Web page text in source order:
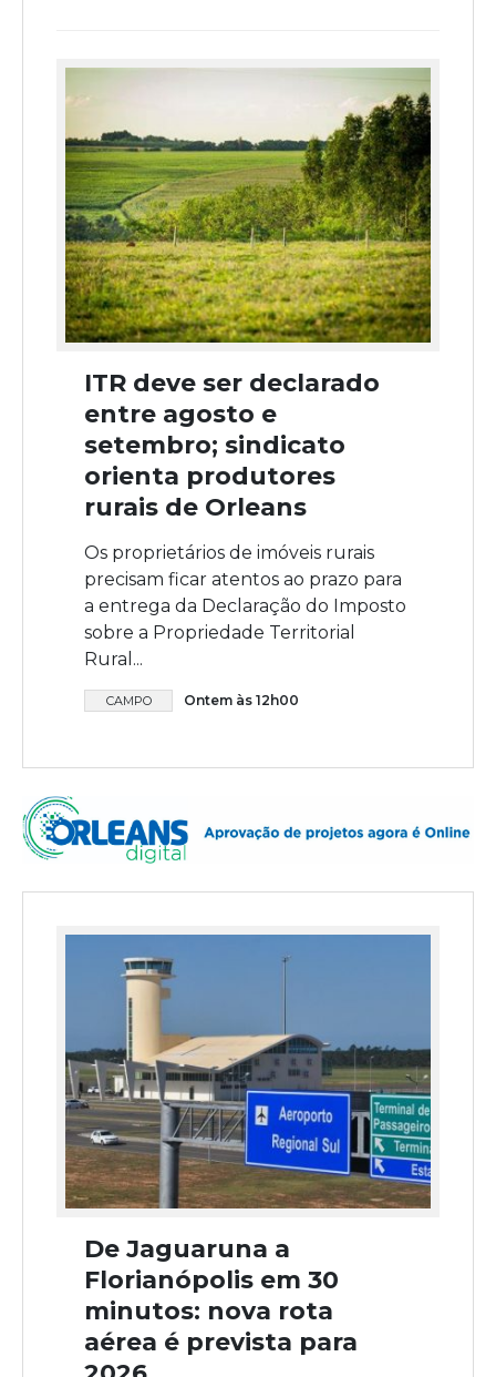
ITR deve ser declarado
entre agosto e
setembro; sindicato
orienta produtores
rurais de Orleans
Os proprietários de imóveis rurais
precisam ficar atentos ao prazo para
a entrega da Declaração do Imposto
sobre a Propriedade Territorial
Rural...
CAMPO Ontem às 12h00
De Jaguaruna a
Florianópolis em 30
minutos: nova rota
aérea é prevista para